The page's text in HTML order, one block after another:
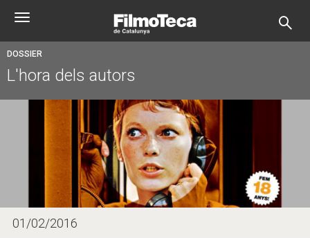
principal
Toggle
DOSSIER
L'hora dels autors
01/02/2016